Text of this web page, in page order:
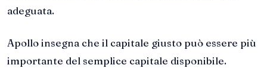
adeguata.
Apollo insegna che il capitale giusto può essere più
importante del semplice capitale disponibile.